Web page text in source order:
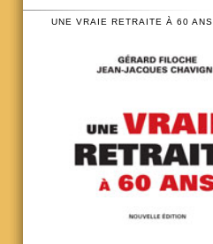
UNE VRAIE RETRAITE À 60 ANS